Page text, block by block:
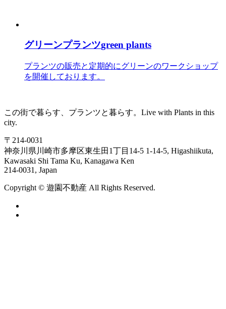
グリーンプランツgreen plants
プランツの販売と定期的にグリーンのワークショップ
を開催しております。
この街で暮らす、プランツと暮らす。 Live with Plants in this
city.
〒214-0031
神奈川県川崎市多摩区東生田1丁目14-5 1-14-5, Higashiikuta,
Kawasaki Shi Tama Ku, Kanagawa Ken
214-0031, Japan
Copyright © 遊園不動産 All Rights Reserved.